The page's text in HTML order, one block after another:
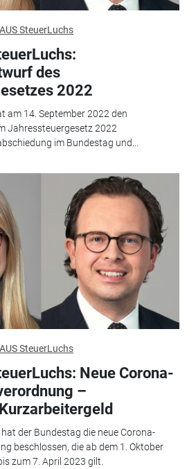
SteuerLuchs
des
2022
am 14. September 2022 den
Jahressteuergesetz 2022
im Bundestag und...
SteuerLuchs
Neue Corona-
–
der Bundestag die neue Corona-
beschlossen, die ab dem 1. Oktober
zum 7. April 2023 gilt.